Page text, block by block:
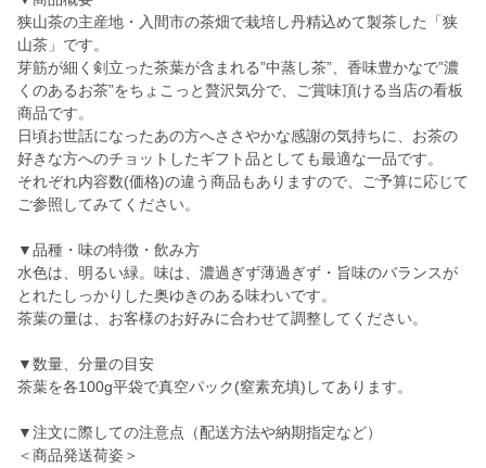
狭山茶の主産地・入間市の茶畑で栽培し丹精込めて製茶した「狭
山茶」です。
芽筋が細く剣立った茶葉が含まれる”中蒸し茶”、香味豊かなで”濃
くのあるお茶”をちょこっと贅沢気分で、ご賞味頂ける当店の看板
商品です。
日頃お世話になったあの方へささやかな感謝の気持ちに、お茶の
好きな方へのチョットしたギフト品としても最適な一品です。
それぞれ内容数(価格)の違う商品もありますので、ご予算に応じて
ご参照してみてください。
▼品種・味の特徴・飲み方
水色は、明るい緑。味は、濃過ぎず薄過ぎず・旨味のバランスが
とれたしっかりした奥ゆきのある味わいです。
茶葉の量は、お客様のお好みに合わせて調整してください。
▼数量、分量の目安
茶葉を各100g平袋で真空パック(窒素充填)してあります。
▼注文に際しての注意点（配送方法や納期指定など）
＜商品発送荷姿＞